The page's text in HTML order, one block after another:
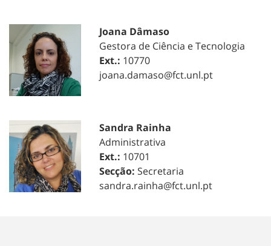
Joana Dâmaso
Gestora de Ciência e Tecnologia
Ext.: 10770
joana.damaso@fct.unl.pt
Sandra Rainha
Administrativa
Ext.: 10701
Secção: Secretaria
sandra.rainha@fct.unl.pt